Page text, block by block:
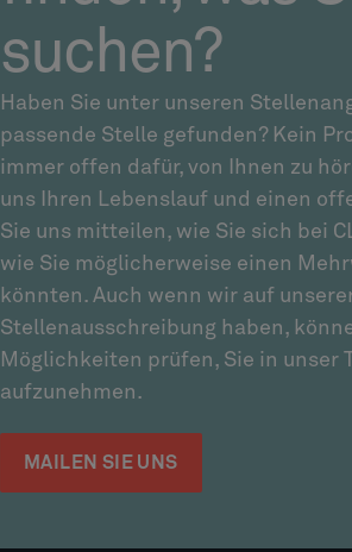
suchen?
Haben Sie unter unseren
passende Stelle gefunden? Kein
immer offen dafür, von Ihnen zu
uns Ihren Lebenslauf und einen
Sie uns mitteilen, wie Sie sich bei
wie Sie möglicherweise einen
könnten. Auch wenn wir auf
Stellenausschreibung haben,
Möglichkeiten prüfen, Sie in unser
aufzunehmen.
MAILEN SIE UNS